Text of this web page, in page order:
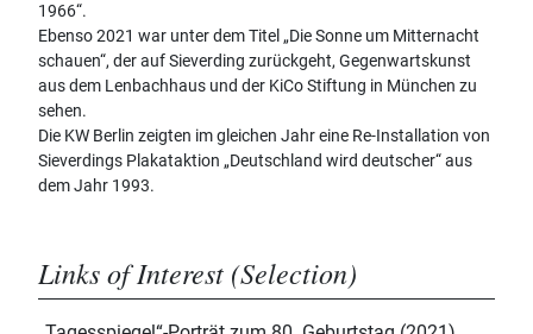
1966“.
Ebenso 2021 war unter dem Titel „Die Sonne um Mitternacht
schauen“, der auf Sieverding zurückgeht, Gegenwartskunst
aus dem Lenbachhaus und der KiCo Stiftung in München zu
sehen.
Die KW Berlin zeigten im gleichen Jahr eine Re-Installation von
Sieverdings Plakataktion „Deutschland wird deutscher“ aus
dem Jahr 1993.
Links of Interest (Selection)